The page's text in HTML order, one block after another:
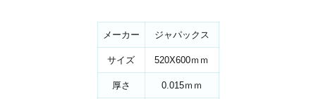
メーカー ジャパックス
サイズ 520X600ｍｍ
厚さ 0.015ｍｍ